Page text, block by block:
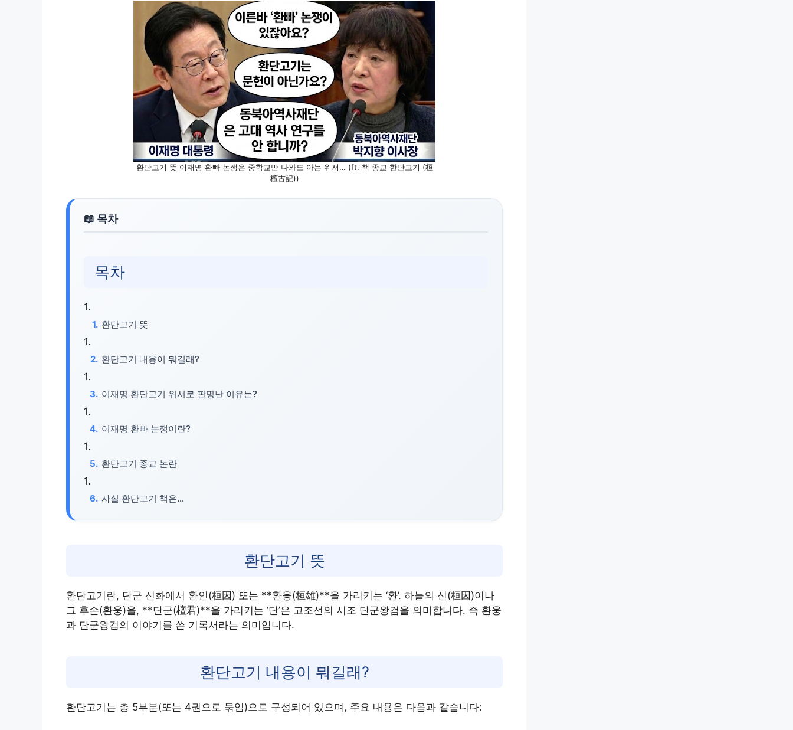
환단고기 뜻 이재명 환빠 논쟁은 중학교만 나와도 아는 위서… (ft. 책 종교 한단고기 (桓
檀古記))
목차
환단고기 뜻
환단고기 내용이 뭐길래?
이재명 환단고기 위서로 판명난 이유는?
이재명 환빠 논쟁이란?
환단고기 종교 논란
사실 환단고기 책은…
환단고기 뜻
환단고기란, 단군 신화에서 환인(桓因) 또는 **환웅(桓雄)**을 가리키는 ‘환’. 하늘의 신(桓因)이나
그 후손(환웅)을, **단군(檀君)**을 가리키는 ‘단’은 고조선의 시조 단군왕검을 의미합니다. 즉 환웅
과 단군왕검의 이야기를 쓴 기록서라는 의미입니다.
환단고기 내용이 뭐길래?
환단고기는 총 5부분(또는 4권으로 묶임)으로 구성되어 있으며, 주요 내용은 다음과 같습니다: